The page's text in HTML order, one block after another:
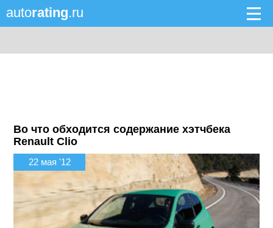
autorating.ru
Во что обходится содержание хэтчбека
Renault Clio
22 мая '12